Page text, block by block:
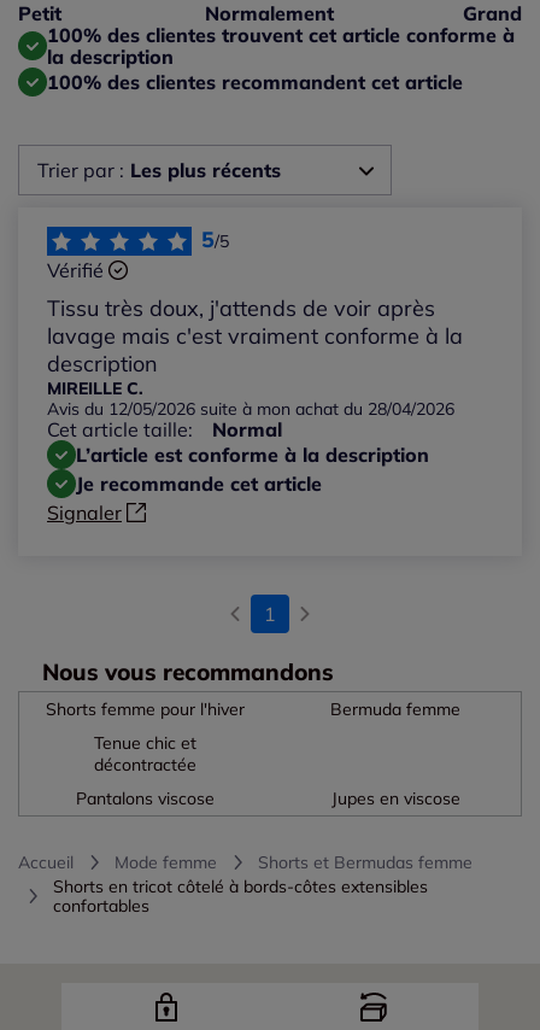
Petit Normalement Grand
Taille grand : 0%
100% des clientes trouvent cet article conforme à
la description
100% des clientes recommandent cet article
Trier par : Les plus récents
Les plus récents
Les plus anciens
Notes les plus élevées
Notes les plus basses
5/5
Vérifié
Tissu très doux, j'attends de voir après
lavage mais c'est vraiment conforme à la
description
MIREILLE C.
Avis du 12/05/2026 suite à mon achat du 28/04/2026
Cet article taille:
Normal
L’article est conforme à la description
Je recommande cet article
Signaler
1
Nous vous recommandons
Shorts femme pour l'hiver
Tenue chic et
décontractée
Bermuda femme
Pantalons viscose Jupes en viscose
Accueil Mode femme
Shorts et Bermudas femme
Shorts en tricot côtelé à bords-côtes extensibles
confortables